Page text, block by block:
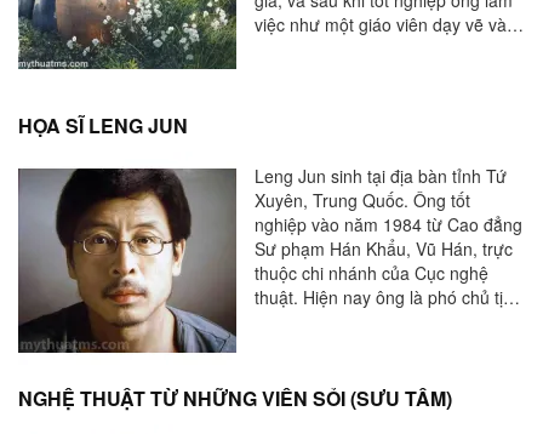
việc như một giáo viên dạy vẽ và
nay, Toshiyuki Abe đang tích cực
làm việc như một nghệ sĩ và có
một số tác phẩm được trưng bày
trong triển lãm nghệ thuật.
HỌA SĨ LENG JUN
Leng Jun sinh tại địa bàn tỉnh Tứ
Xuyên, Trung Quốc. Ông tốt
nghiệp vào năm 1984 từ Cao đẳng
Sư phạm Hán Khẩu, Vũ Hán, trực
thuộc chi nhánh của Cục nghệ
thuật. Hiện nay ông là phó chủ tịch
NGHỆ THUẬT TỪ NHỮNG VIÊN SỎI (SƯU TẦM)